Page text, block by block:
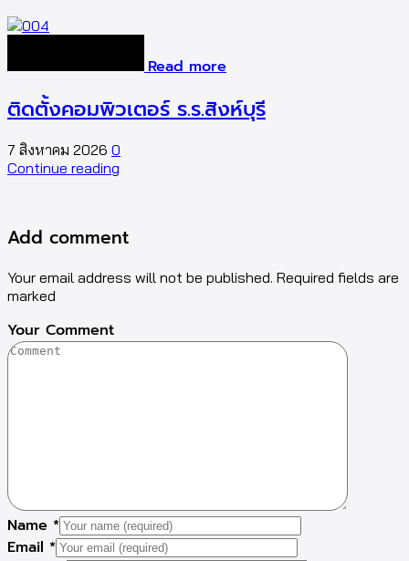
Read more
ติดตั้งคอมพิวเตอร์ ร.ร.สิงห์บุรี
7 สิงหาคม 2026 0
Continue reading
Add comment
Your email address will not be published. Required fields are
marked
Your Comment
Name *
Email *